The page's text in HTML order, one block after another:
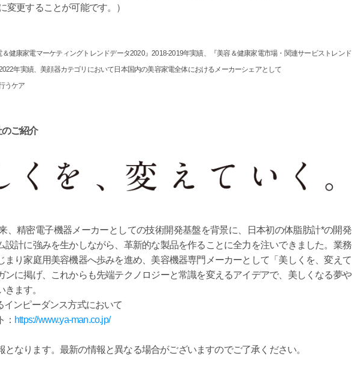
変更することが可能です。）
健康家電マーケティングトレンドデータ2020』2018-2019年実績、『美容＆健康家電市場・関連サービストレンド
年実績、美顔器カテゴリにおいて日本国内の美容家電全体におけるメーカーシェアとして
うケア
ご紹介
、精密電子機器メーカーとしての技術開発基盤を背景に、日本初の体脂肪計*の開発
設計に強みを生かしながら、革新的な製品を作ることに全力を注いできました。業務
まり家庭用美容機器へ歩みを進め、美容機器専門メーカーとして「美しくを、変えて
ンに掲げ、これからも先端テクノロジーと常識を変えるアイデアで、美しくなる夢や
ます。
インピーダンス方式において
： https://www.ya-man.co.jp/
なります。最新の情報と異なる場合がございますのでご了承ください。